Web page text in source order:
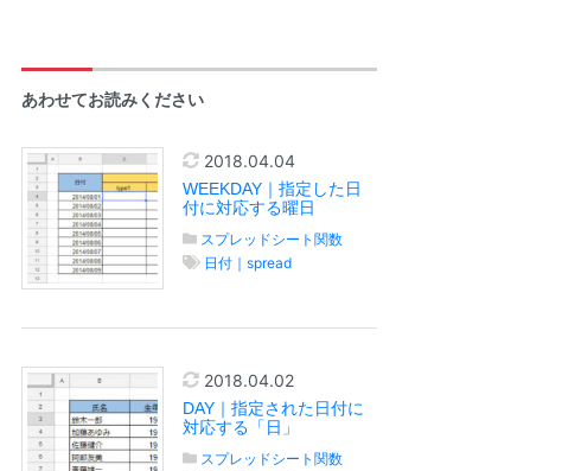
あわせてお読みください
2018.04.04
WEEKDAY｜指定した日
付に対応する曜日
スプレッドシート関数
日付｜spread
2018.04.02
DAY｜指定された日付に
対応する「日」
スプレッドシート関数